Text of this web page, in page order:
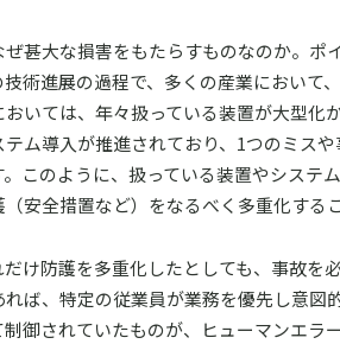
甚大な損害をもたらすものなのか。ポ
技術進展の過程で、多くの産業において
おいては、年々扱っている装置が大型
ム導入が推進されており、1つのミス
。このように、扱っている装置やシス
安全措置など）をなるべく多重化する
け防護を多重化したとしても、事故を
れば、特定の従業員が業務を優先し意
制御されていたものが、ヒューマンエラ